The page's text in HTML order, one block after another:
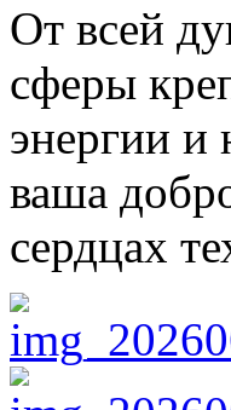
От всей
сферы
энергии и
ваша
сердцах